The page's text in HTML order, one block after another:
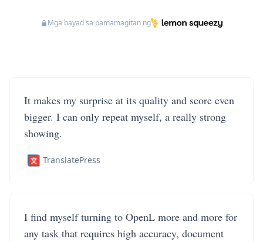
Mga bayad sa pamamagitan ng
It makes my surprise at its quality and score even
bigger. I can only repeat myself, a really strong
showing.
TranslatePress
I find myself turning to OpenL more and more for
any task that requires high accuracy, document